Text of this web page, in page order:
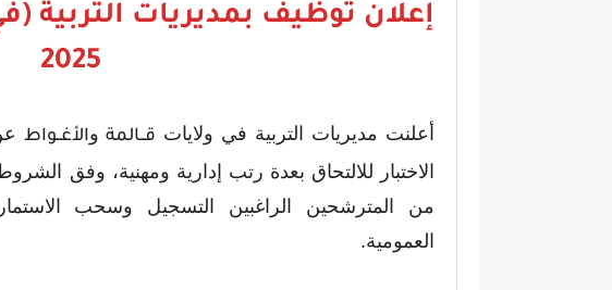
إعلان توظيف بمديريات التربية
2025
أعلنت مديريات التربية في ولايات قــالمةوالأغــواط
الاختبار للالتحاق بعدة رتب إدارية ومهنية، وفق
من المترشحين الراغبين التسجيل وسحب
العمومية.